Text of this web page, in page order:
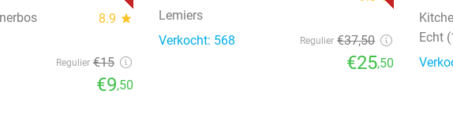
8.9 star
Regulier €15
€9,50
Lemiers
Verkocht: 568
Regulier €37,50
€25,50
Echt